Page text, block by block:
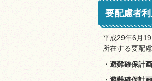
要配慮者
平成29年6月
所在する要配
・避難確保計